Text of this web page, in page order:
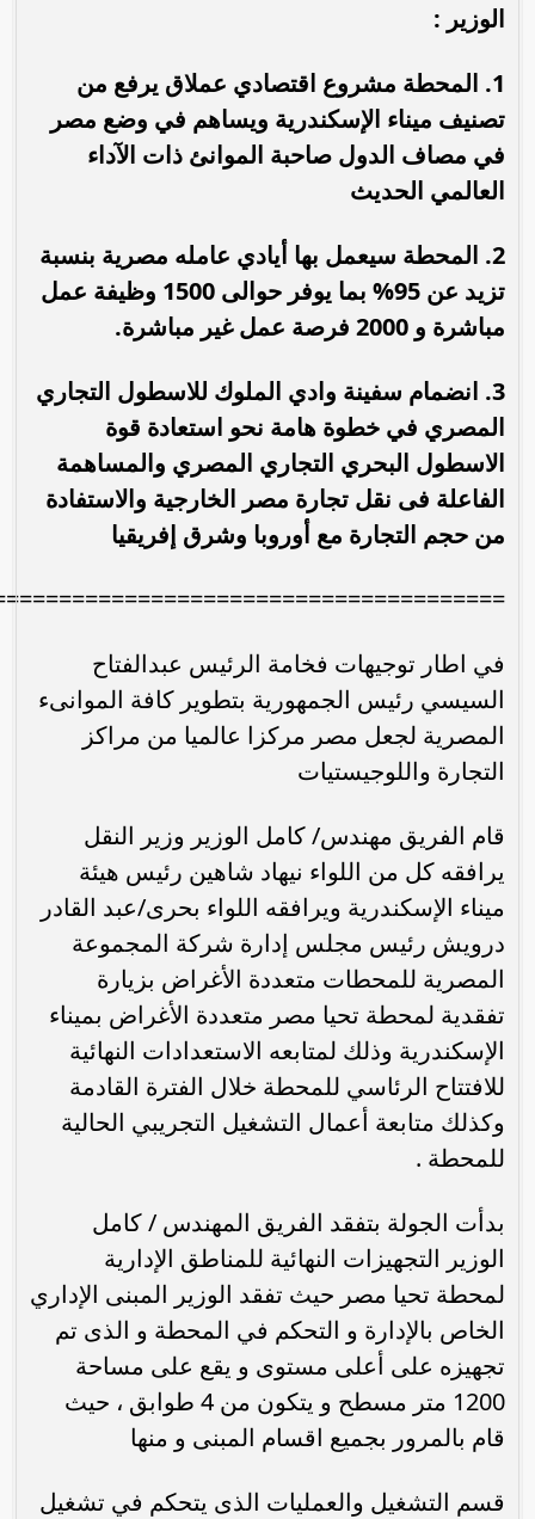
الوزير :
1. المحطة مشروع اقتصادي عملاق يرفع من
تصنيف ميناء الإسكندرية ويساهم في وضع مصر
في مصاف الدول صاحبة الموانئ ذات الآداء
العالمي الحديث
2. المحطة سيعمل بها أيادي عامله مصرية بنسبة
تزيد عن 95% بما يوفر حوالى 1500 وظيفة عمل
مباشرة و 2000 فرصة عمل غير مباشرة.
3. انضمام سفينة وادي الملوك للاسطول التجاري
المصري في خطوة هامة نحو استعادة قوة
الاسطول البحري التجاري المصري والمساهمة
الفاعلة فى نقل تجارة مصر الخارجية والاستفادة
من حجم التجارة مع أوروبا وشرق إفريقيا
في اطار توجيهات فخامة الرئيس عبدالفتاح
السيسي رئيس الجمهورية بتطوير كافة الموانىء
المصرية لجعل مصر مركزا عالميا من مراكز
التجارة واللوجيستيات
قام الفريق مهندس/ كامل الوزير وزير النقل
يرافقه كل من اللواء نيهاد شاهين رئيس هيئة
ميناء الإسكندرية ويرافقه اللواء بحرى/عبد القادر
درويش رئيس مجلس إدارة شركة المجموعة
المصرية للمحطات متعددة الأغراض بزيارة
تفقدية لمحطة تحيا مصر متعددة الأغراض بميناء
الإسكندرية وذلك لمتابعه الاستعدادات النهائية
للافتتاح الرئاسي للمحطة خلال الفترة القادمة
وكذلك متابعة أعمال التشغيل التجريبي الحالية
للمحطة .
بدأت الجولة بتفقد الفريق المهندس / كامل
الوزير التجهيزات النهائية للمناطق الإدارية
لمحطة تحيا مصر حيث تفقد الوزير المبنى الإداري
الخاص بالإدارة و التحكم في المحطة و الذى تم
تجهيزه على أعلى مستوى و يقع على مساحة
1200 متر مسطح و يتكون من 4 طوابق ، حيث
قام بالمرور بجميع اقسام المبنى و منها
قسم التشغيل والعمليات الذى يتحكم في تشغيل